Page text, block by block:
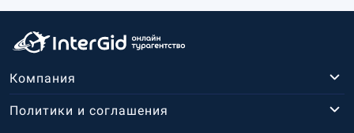
Компания
Политики и соглашения